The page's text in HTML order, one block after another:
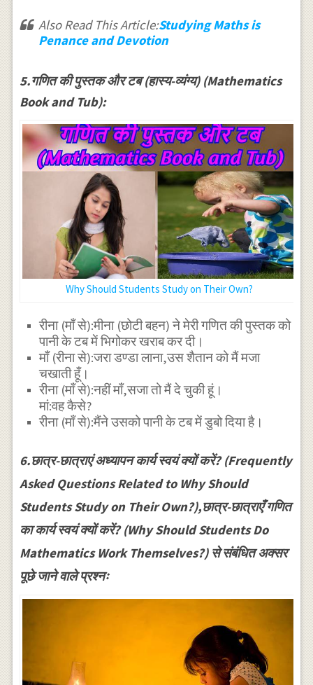
Also Read This Article:Studying Maths is
Penance and Devotion
5.गणित की पुस्तक और टब (हास्य-व्यंग्य) (Mathematics
Book and Tub):
Why Should Students Study on Their Own?
रीना (माँ से):मीना (छोटी बहन) ने मेरी गणित की पुस्तक को
पानी के टब में भिगोकर खराब कर दी।
माँ (रीना से):जरा डण्डा लाना,उस शैतान को मैं मजा
चखाती हूँ।
रीना (माँ से):नहीं माँ,सजा तो मैं दे चुकी हूं।
मां:वह कैसे?
रीना (माँ से):मैंने उसको पानी के टब में डुबो दिया है।
6.छात्र-छात्राएं अध्यापन कार्य स्वयं क्यों करें? (Frequently
Asked Questions Related to Why Should
Students Study on Their Own?),छात्र-छात्राएँ गणित
का कार्य स्वयं क्यों करें? (Why Should Students Do
Mathematics Work Themselves?) से संबंधित अक्सर
पूछे जाने वाले प्रश्नः